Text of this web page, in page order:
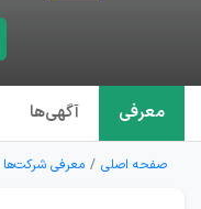
معرفی آگهی‌ها
صفحه اصلی معرفی شرکت‌ها